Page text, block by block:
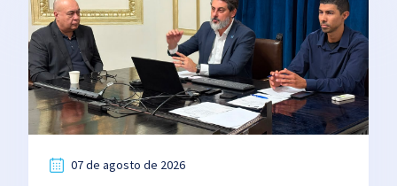
07 de agosto de 2026